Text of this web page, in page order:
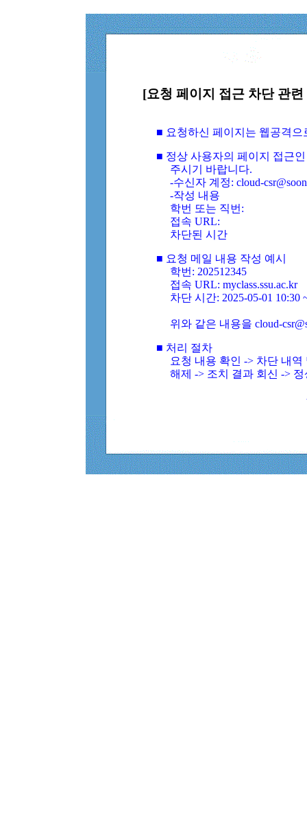
[요청 페이지 접근 차단 관
■ 요청하신 페이지는 웹공격
■ 정상 사용자의 페이지 접근
주시기 바랍니다.
-수신자 계정: cloud-
-작성 내용
학번 또는 직번:
접속 URL:
차단된 시간
■ 요청 메일 내용 작성 예시
학번: 202512345
접속 URL: myclass.ssu.ac.kr
차단 시간: 2025-05-01 10:30
위와 같은 내용을 cloud-
■ 처리 절차
요청 내용 확인 -> 차단 내
해제 -> 조치 결과 회신 ->